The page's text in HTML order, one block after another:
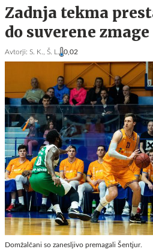
Zadnja tekma
do suverene zmage
Avtorji: S. K., Š. L. 0,02
Domžalčani so zanesljivo premagali Šentjur.